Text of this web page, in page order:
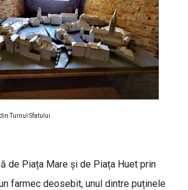
Turnul Sfatului.
de Piața Mare și de Piața Huet prin
farmec deosebit, unul dintre puținele